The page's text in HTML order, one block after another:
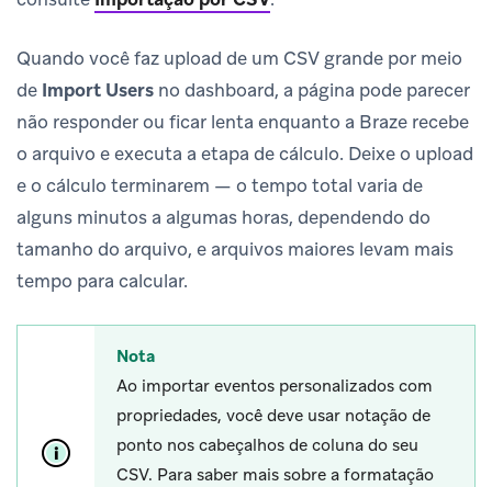
Quando você faz upload de um CSV grande por meio
de Import Users no dashboard, a página pode parecer
não responder ou ficar lenta enquanto a Braze recebe
o arquivo e executa a etapa de cálculo. Deixe o upload
e o cálculo terminarem — o tempo total varia de
alguns minutos a algumas horas, dependendo do
tamanho do arquivo, e arquivos maiores levam mais
tempo para calcular.
Nota
Ao importar eventos personalizados com
propriedades, você deve usar notação de
ponto nos cabeçalhos de coluna do seu
CSV. Para saber mais sobre a formatação